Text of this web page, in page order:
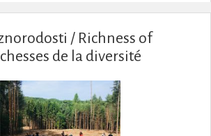
/ Richness of
de la diversité